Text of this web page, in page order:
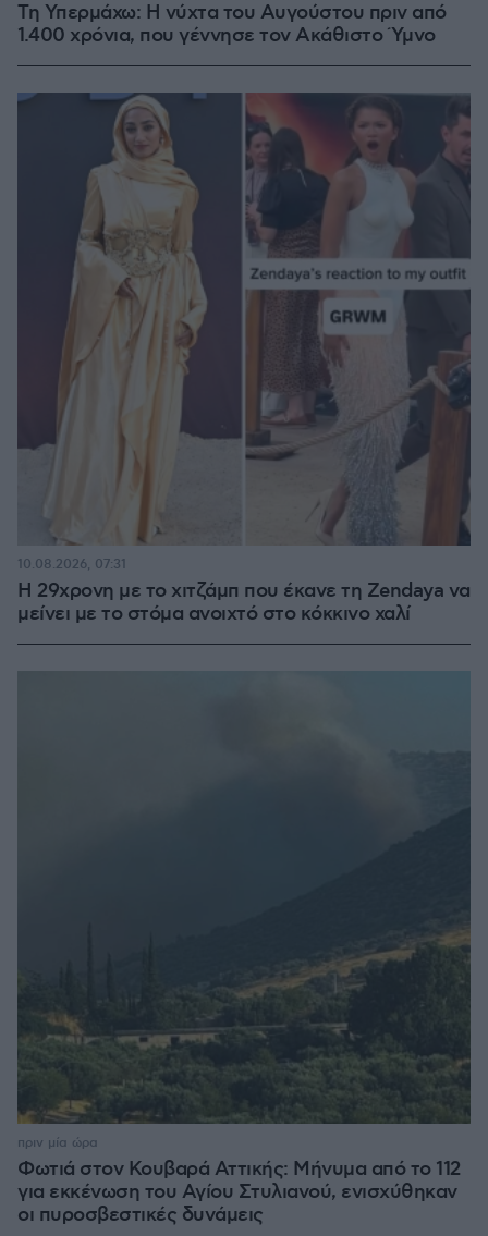
Τη Υπερμάχω: Η νύχτα του Αυγούστου πριν από
1.400 χρόνια, που γέννησε τον Ακάθιστο Ύμνο
Η 29χρονη με το χιτζάμπ που έκανε τη Zendaya να
μείνει με το στόμα ανοιχτό στο κόκκινο χαλί
10.08.2026, 07:31
Φωτιά στον Κουβαρά Αττικής: Μήνυμα από το 112
για εκκένωση του Αγίου Στυλιανού, ενισχύθηκαν
οι πυροσβεστικές δυνάμεις
πριν μία ώρα